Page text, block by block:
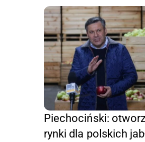
Piechociński:
rynki dla polskich